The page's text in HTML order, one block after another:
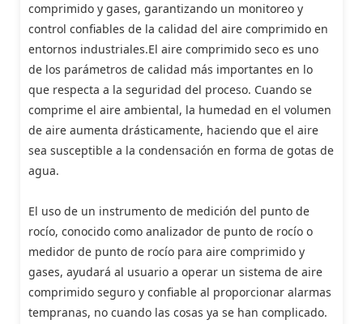
comprimido y gases, garantizando un monitoreo y
control confiables de la calidad del aire comprimido en
entornos industriales.El aire comprimido seco es uno
de los parámetros de calidad más importantes en lo
que respecta a la seguridad del proceso. Cuando se
comprime el aire ambiental, la humedad en el volumen
de aire aumenta drásticamente, haciendo que el aire
sea susceptible a la condensación en forma de gotas de
agua.
El uso de un instrumento de medición del punto de
rocío, conocido como analizador de punto de rocío o
medidor de punto de rocío para aire comprimido y
gases, ayudará al usuario a operar un sistema de aire
comprimido seguro y confiable al proporcionar alarmas
tempranas, no cuando las cosas ya se han complicado.